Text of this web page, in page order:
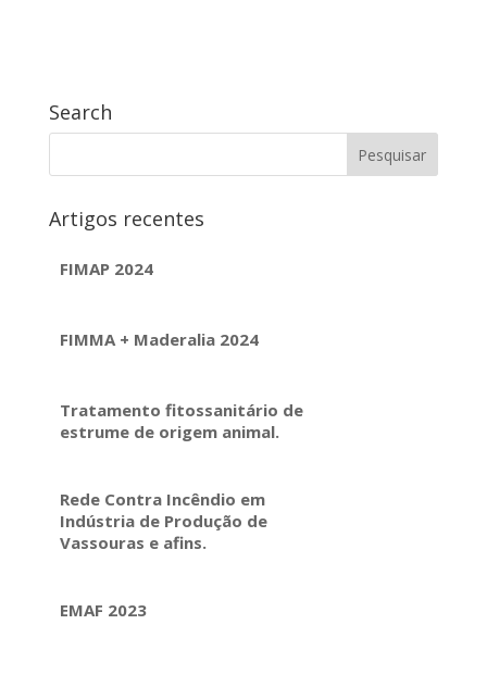
Search
Artigos recentes
FIMAP 2024
FIMMA + Maderalia 2024
Tratamento fitossanitário de
estrume de origem animal.
Rede Contra Incêndio em
Indústria de Produção de
Vassouras e afins.
EMAF 2023